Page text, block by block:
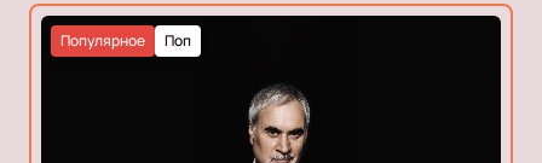
Поп
Популярное